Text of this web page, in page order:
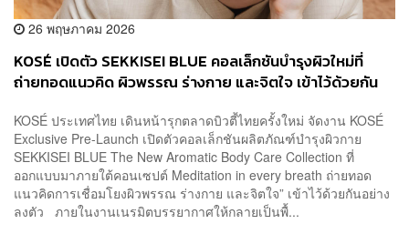
26 พฤษภาคม 2026
KOSÉ เปิดตัว SEKKISEI BLUE คอลเล็กชันบำรุงผิวใหม่ที่
ถ่ายทอดแนวคิด ผิวพรรณ ร่างกาย และจิตใจ เข้าไว้ด้วยกัน
KOSÉ ประเทศไทย เดินหน้ารุกตลาดบิวตี้ไทยครั้งใหม่ จัดงาน KOSÉ
Exclusive Pre-Launch เปิดตัวคอลเล็กชันผลิตภัณฑ์บำรุงผิวกาย
SEKKISEI BLUE The New Aromatic Body Care Collection ที่
ออกแบบมาภายใต้คอนเซปต์ Meditation in every breath ถ่ายทอด
แนวคิดการเชื่อมโยงผิวพรรณ ร่างกาย และจิตใจ” เข้าไว้ด้วยกันอย่าง
ลงตัว ภายในงานเนรมิตบรรยากาศให้กลายเป็นพื้...